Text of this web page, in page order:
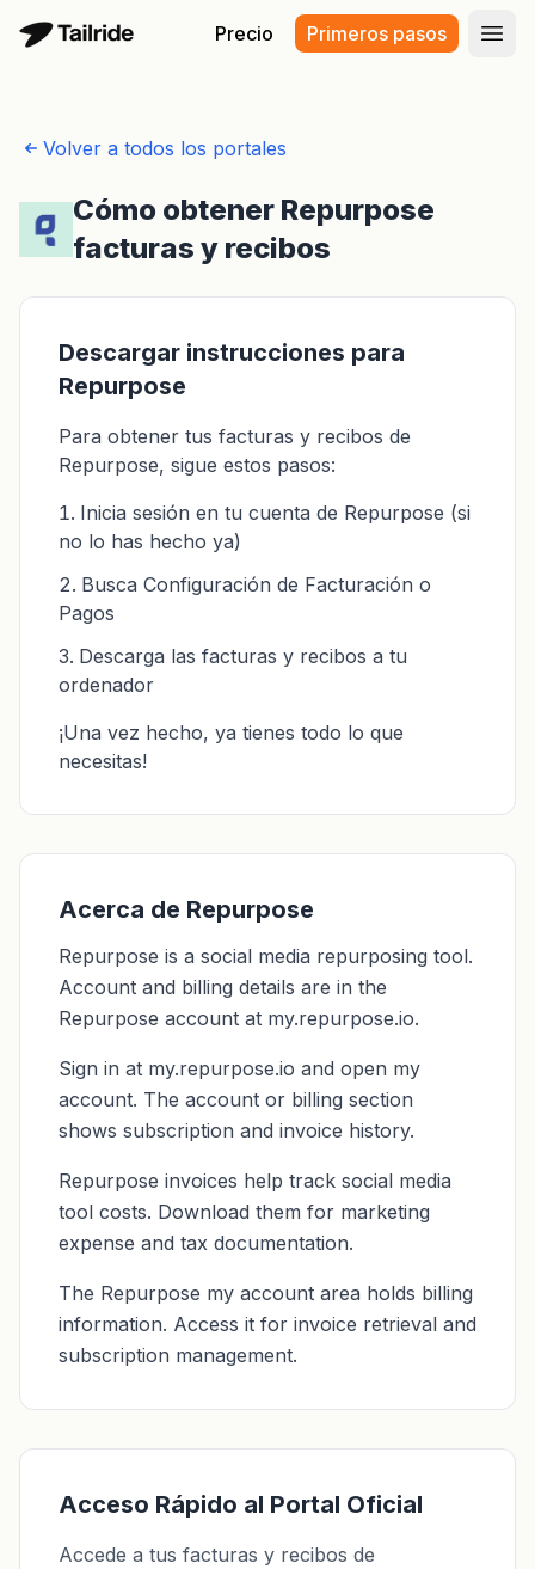
Precio Primeros pasos
Volver a todos los portales
Cómo obtener Repurpose
facturas y recibos
Descargar instrucciones para
Repurpose
Para obtener tus facturas y recibos de
Repurpose, sigue estos pasos:
Inicia sesión en tu cuenta de Repurpose (si
no lo has hecho ya)
Busca Configuración de Facturación o
Pagos
Descarga las facturas y recibos a tu
ordenador
¡Una vez hecho, ya tienes todo lo que
necesitas!
Acerca de Repurpose
Repurpose is a social media repurposing tool.
Account and billing details are in the
Repurpose account at my.repurpose.io.
Sign in at my.repurpose.io and open my
account. The account or billing section
shows subscription and invoice history.
Repurpose invoices help track social media
tool costs. Download them for marketing
expense and tax documentation.
The Repurpose my account area holds billing
information. Access it for invoice retrieval and
subscription management.
Acceso Rápido al Portal Oficial
Accede a tus facturas y recibos de